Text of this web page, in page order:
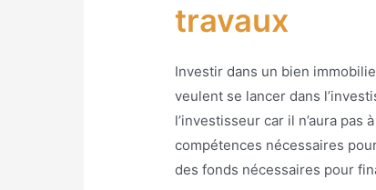
travaux
Investir dans un bien
veulent se lancer dans
l’investisseur car il n’aura
compétences nécessaires
des fonds nécessaires pour